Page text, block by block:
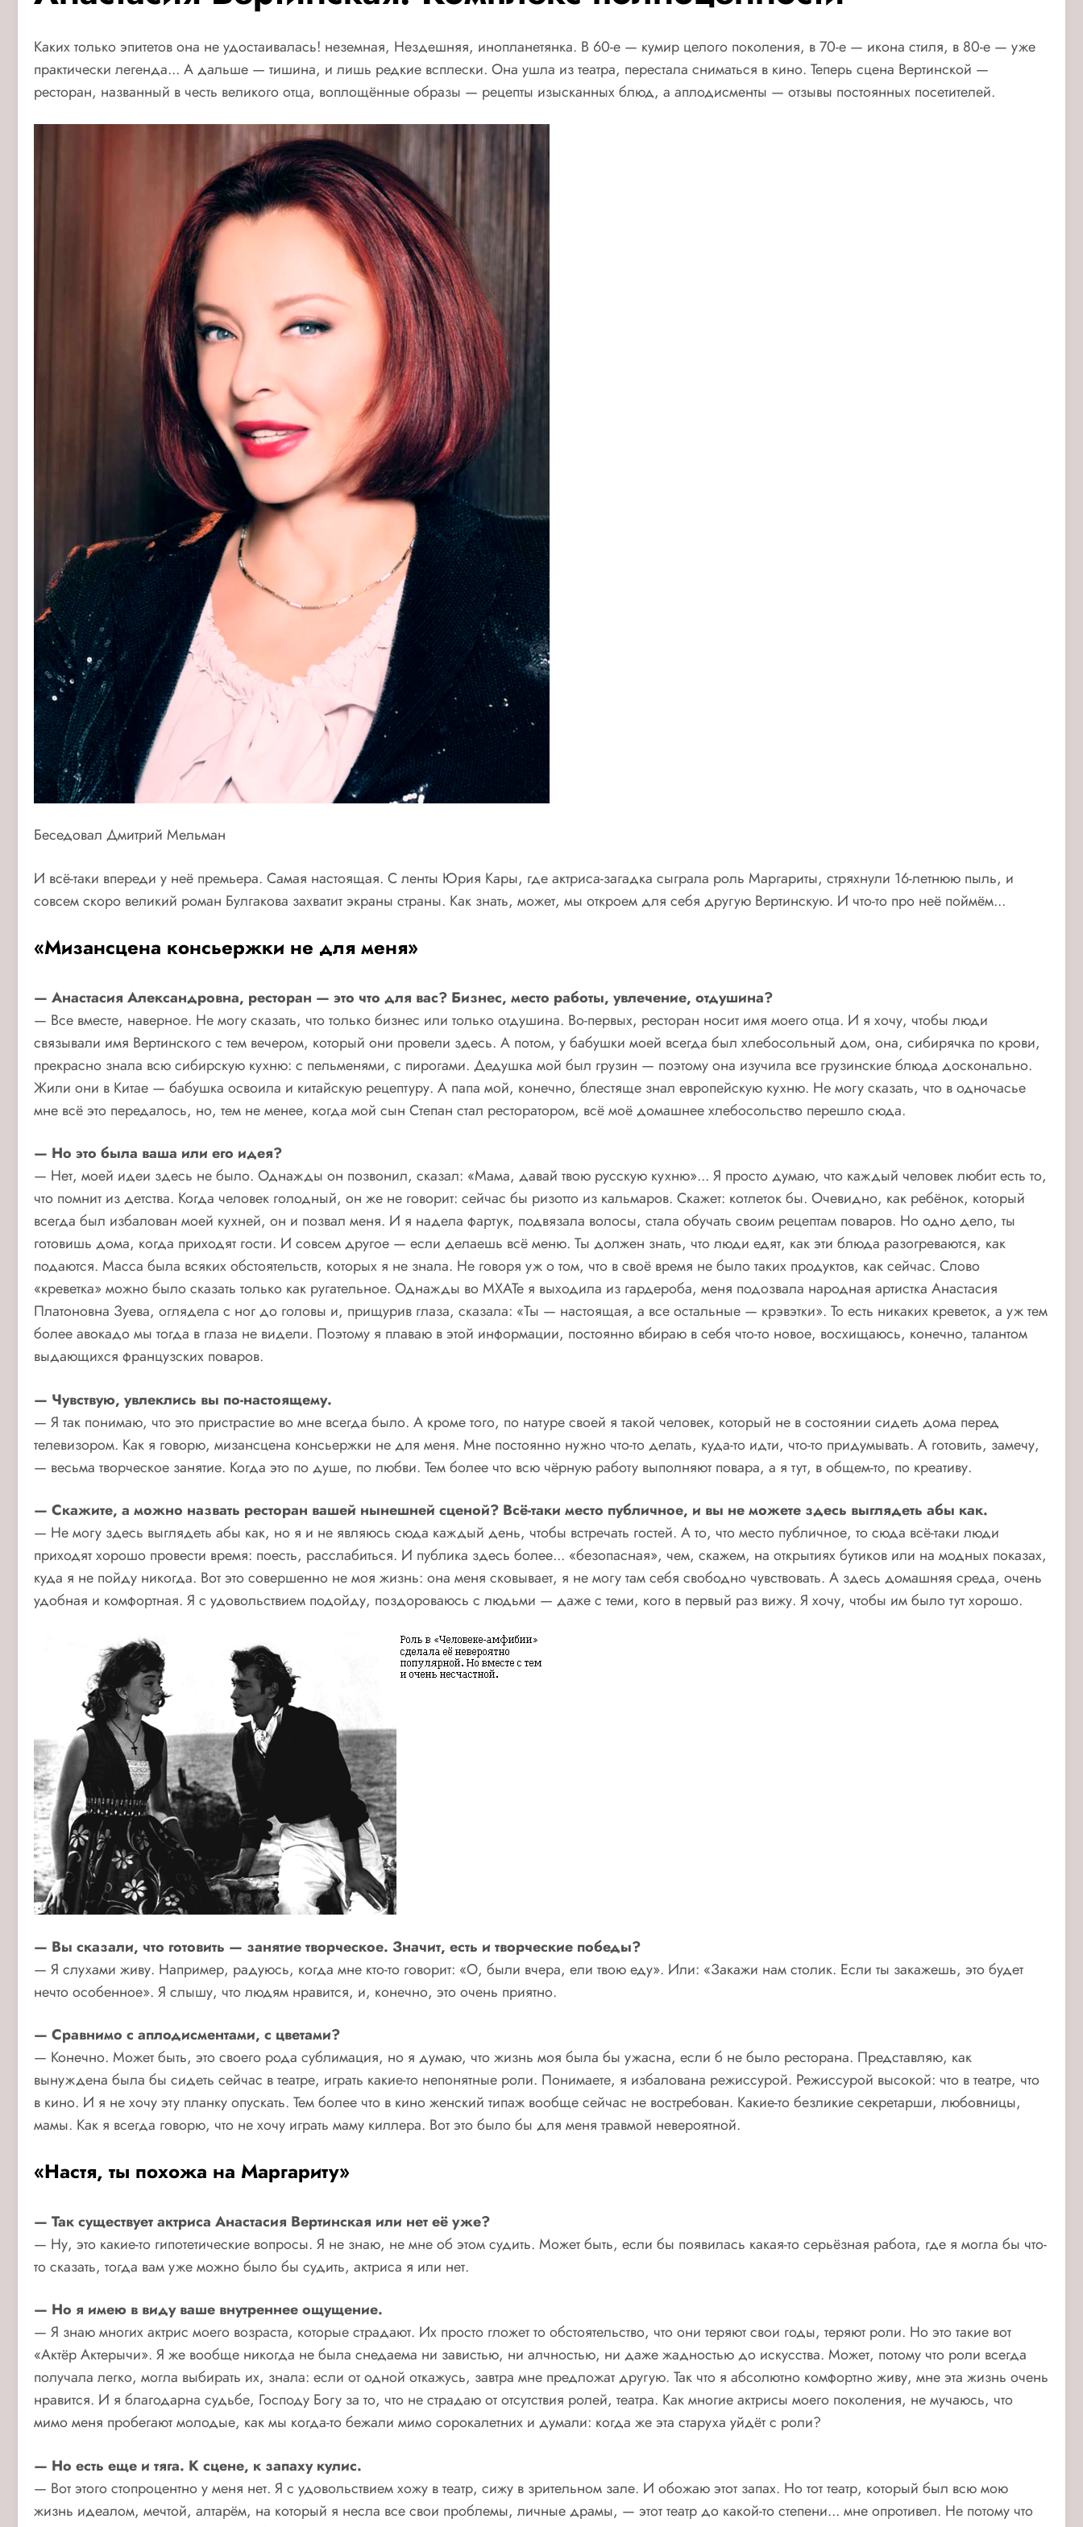
Каких только эпитетов она не удостаивалась! неземная, Нездешняя, инопланетянка. В 60-е — кумир целого поколения, в 70-е — икона стиля, в 80-е — уже
практически легенда... А дальше — тишина, и лишь редкие всплески. Она ушла из театра, перестала сниматься в кино. Теперь сцена Вертинской —
ресторан, названный в честь великого отца, воплощённые образы — рецепты изысканных блюд, а аплодисменты — отзывы постоянных посетителей.
Беседовал Дмитрий Мельман
И всё-таки впереди у неё премьера. Самая настоящая. С ленты Юрия Кары, где актриса-загадка сыграла роль Маргариты, стряхнули 16-летнюю пыль, и
совсем скоро великий роман Булгакова захватит экраны страны. Как знать, может, мы откроем для себя другую Вертинскую. И что-то про неё поймём...
«Мизансцена консьержки не для меня»
— Анастасия Александровна, ресторан — это что для вас? Бизнес, место работы, увлечение, отдушина?
— Все вместе, наверное. Не могу сказать, что только бизнес или только отдушина. Во-первых, ресторан носит имя моего отца. И я хочу, чтобы люди
связывали имя Вертинского с тем вечером, который они провели здесь. А потом, у бабушки моей всегда был хлебосольный дом, она, сибирячка по крови,
прекрасно знала всю сибирскую кухню: с пельменями, с пирогами. Дедушка мой был грузин — поэтому она изучила все грузинские блюда досконально.
Жили они в Китае — бабушка освоила и китайскую рецептуру. А папа мой, конечно, блестяще знал европейскую кухню. Не могу сказать, что в одночасье
мне всё это передалось, но, тем не менее, когда мой сын Степан стал ресторатором, всё моё домашнее хлебосольство перешло сюда.
— Но это была ваша или его идея?
— Нет, моей идеи здесь не было. Однажды он позвонил, сказал: «Мама, давай твою русскую кухню»... Я просто думаю, что каждый человек любит есть то,
что помнит из детства. Когда человек голодный, он же не говорит: сейчас бы ризотто из кальмаров. Скажет: котлеток бы. Очевидно, как ребёнок, который
всегда был избалован моей кухней, он и позвал меня. И я надела фартук, подвязала волосы, стала обучать своим рецептам поваров. Но одно дело, ты
готовишь дома, когда приходят гости. И совсем другое — если делаешь всё меню. Ты должен знать, что люди едят, как эти блюда разогреваются, как
подаются. Масса была всяких обстоятельств, которых я не знала. Не говоря уж о том, что в своё время не было таких продуктов, как сейчас. Слово
«креветка» можно было сказать только как ругательное. Однажды во МХАТе я выходила из гардероба, меня подозвала народная артистка Анастасия
Платоновна Зуева, оглядела с ног до головы и, прищурив глаза, сказала: «Ты — настоящая, а все остальные — крэвэтки». То есть никаких креветок, а уж тем
более авокадо мы тогда в глаза не видели. Поэтому я плаваю в этой информации, постоянно вбираю в себя что-то новое, восхищаюсь, конечно, талантом
выдающихся французских поваров.
— Чувствую, увлеклись вы по-настоящему.
— Я так понимаю, что это пристрастие во мне всегда было. А кроме того, по натуре своей я такой человек, который не в состоянии сидеть дома перед
телевизором. Как я говорю, мизансцена консьержки не для меня. Мне постоянно нужно что-то делать, куда-то идти, что-то придумывать. А готовить, замечу,
— весьма творческое занятие. Когда это по душе, по любви. Тем более что всю чёрную работу выполняют повара, а я тут, в общем-то, по креативу.
— Скажите, а можно назвать ресторан вашей нынешней сценой? Всё-таки место публичное, и вы не можете здесь выглядеть абы как.
— Не могу здесь выглядеть абы как, но я и не являюсь сюда каждый день, чтобы встречать гостей. А то, что место публичное, то сюда всё-таки люди
приходят хорошо провести время: поесть, расслабиться. И публика здесь более... «безопасная», чем, скажем, на открытиях бутиков или на модных показах,
куда я не пойду никогда. Вот это совершенно не моя жизнь: она меня сковывает, я не могу там себя свободно чувствовать. А здесь домашняя среда, очень
удобная и комфортная. Я с удовольствием подойду, поздороваюсь с людьми — даже с теми, кого в первый раз вижу. Я хочу, чтобы им было тут хорошо.
— Вы сказали, что готовить — занятие творческое. Значит, есть и творческие победы?
— Я слухами живу. Например, радуюсь, когда мне кто-то говорит: «О, были вчера, ели твою еду». Или: «Закажи нам столик. Если ты закажешь, это будет
нечто особенное». Я слышу, что людям нравится, и, конечно, это очень приятно.
— Сравнимо с аплодисментами, с цветами?
— Конечно. Может быть, это своего рода сублимация, но я думаю, что жизнь моя была бы ужасна, если б не было ресторана. Представляю, как
вынуждена была бы сидеть сейчас в театре, играть какие-то непонятные роли. Понимаете, я избалована режиссурой. Режиссурой высокой: что в театре, что
в кино. И я не хочу эту планку опускать. Тем более что в кино женский типаж вообще сейчас не востребован. Какие-то безликие секретарши, любовницы,
мамы. Как я всегда говорю, что не хочу играть маму киллера. Вот это было бы для меня травмой невероятной.
«Настя, ты похожа на Маргариту»
— Так существует актриса Анастасия Вертинская или нет её уже?
— Ну, это какие-то гипотетические вопросы. Я не знаю, не мне об этом судить. Может быть, если бы появилась какая-то серьёзная работа, где я могла бы что-
то сказать, тогда вам уже можно было бы судить, актриса я или нет.
— Но я имею в виду ваше внутреннее ощущение.
— Я знаю многих актрис моего возраста, которые страдают. Их просто гложет то обстоятельство, что они теряют свои годы, теряют роли. Но это такие вот
«Актёр Актерычи». Я же вообще никогда не была снедаема ни завистью, ни алчностью, ни даже жадностью до искусства. Может, потому что роли всегда
получала легко, могла выбирать их, знала: если от одной откажусь, завтра мне предложат другую. Так что я абсолютно комфортно живу, мне эта жизнь очень
нравится. И я благодарна судьбе, Господу Богу за то, что не страдаю от отсутствия ролей, театра. Как многие актрисы моего поколения, не мучаюсь, что
мимо меня пробегают молодые, как мы когда-то бежали мимо сорокалетних и думали: когда же эта старуха уйдёт с роли?
— Но есть еще и тяга. К сцене, к запаху кулис.
— Вот этого стопроцентно у меня нет. Я с удовольствием хожу в театр, сижу в зрительном зале. И обожаю этот запах. Но тот театр, который был всю мою
жизнь идеалом, мечтой, алтарём, на который я несла все свои проблемы, личные драмы, — этот театр до какой-то степени... мне опротивел. Не потому что